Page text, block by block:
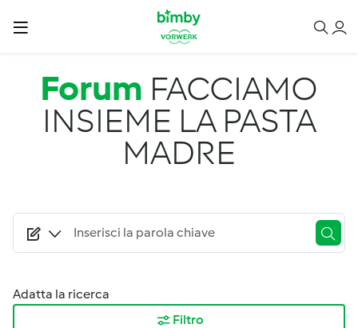
Salta al contenuto principale
Forum FACCIAMO
INSIEME LA PASTA
MADRE
Adatta la ricerca
Filtro